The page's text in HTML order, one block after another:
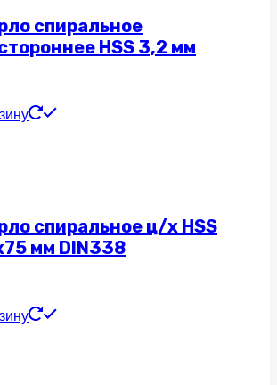
спиральное
HSS 3,2 мм
спиральное ц/х HSS
мм DIN338